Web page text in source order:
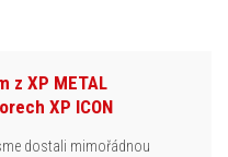
z XP METAL
XP ICON
dostali mimořádnou